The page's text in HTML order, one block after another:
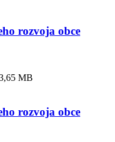
rozvoja obce
MB
rozvoja obce